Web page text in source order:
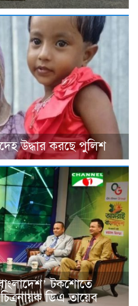
উদ্ধার করছে পুলিশ
টকশোতে
ডিএ তায়েব